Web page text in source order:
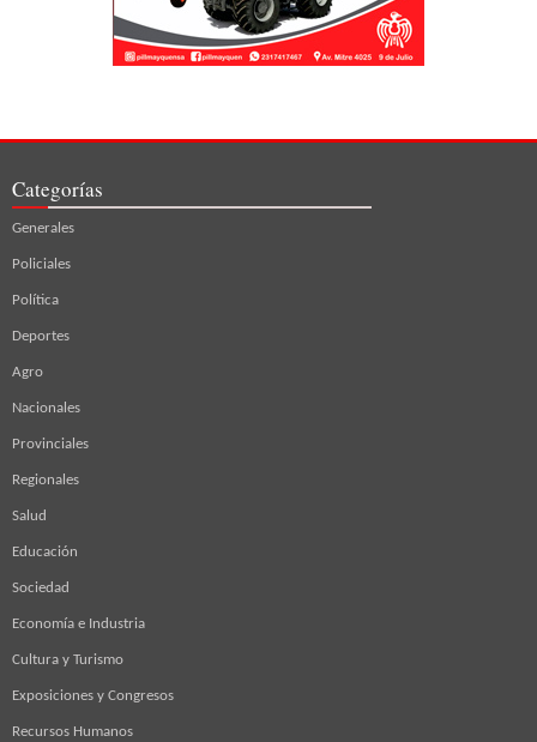
Categorías
Generales
Policiales
Política
Deportes
Agro
Nacionales
Provinciales
Regionales
Salud
Educación
Sociedad
Economía e Industria
Cultura y Turismo
Exposiciones y Congresos
Recursos Humanos